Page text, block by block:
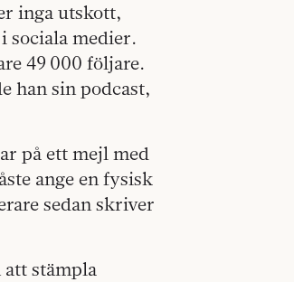
inga utskott,
sociala medier.
49 000 följare.
han sin podcast,
på ett mejl med
ange en fysisk
sedan skriver
stämpla